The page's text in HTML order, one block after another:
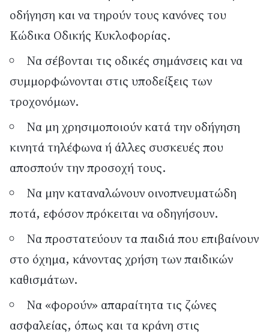
οδήγηση και να τηρούν τους κανόνες του
Κώδικα Οδικής Κυκλοφορίας.
Να σέβονται τις οδικές σημάνσεις και να
συμμορφώνονται στις υποδείξεις των
τροχονόμων.
Να μη χρησιμοποιούν κατά την οδήγηση
κινητά τηλέφωνα ή άλλες συσκευές που
αποσπούν την προσοχή τους.
Να μην καταναλώνουν οινοπνευματώδη
ποτά, εφόσον πρόκειται να οδηγήσουν.
Να προστατεύουν τα παιδιά που επιβαίνουν
στο όχημα, κάνοντας χρήση των παιδικών
καθισμάτων.
Να «φορούν» απαραίτητα τις ζώνες
ασφαλείας, όπως και τα κράνη στις